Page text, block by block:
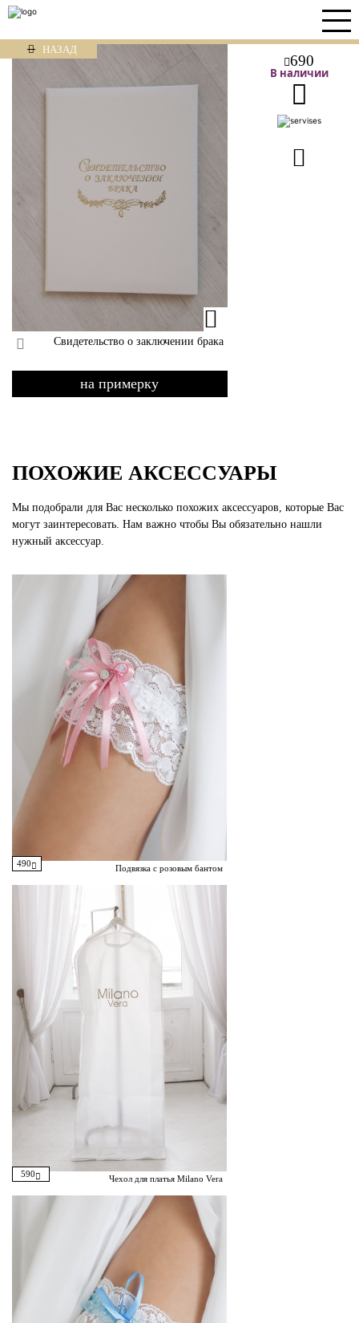
НАЗАД
690
В наличии
Свидетельство о заключении брака
на примерку
ПОХОЖИЕ АКСЕССУАРЫ
Мы подобрали для Вас несколько похожих аксессуаров, которые Вас
могут заинтересовать. Нам важно чтобы Вы обязательно нашли
нужный аксессуар.
490 Подвязка с розовым бантом
590 Чехол для платья Milano Vera